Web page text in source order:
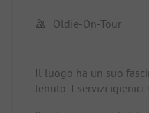
Oldie-On-Tour
Il luogo ha un suo
tenuto. I servizi igienici